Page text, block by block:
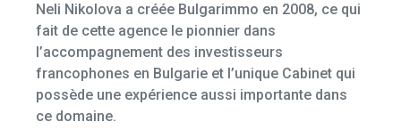
Neli Nikolova a créée Bulgarimmo en 2008, ce qui
fait de cette agence le pionnier dans
l’accompagnement des investisseurs
francophones en Bulgarie et l’unique Cabinet qui
possède une expérience aussi importante dans
ce domaine.